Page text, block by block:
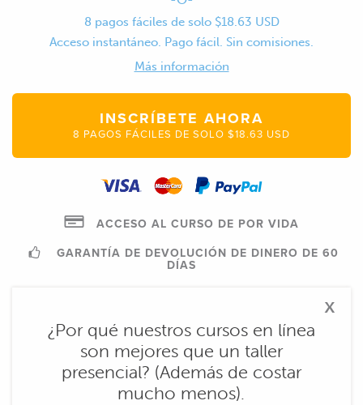
8 pagos fáciles de solo $18.63 USD
Acceso instantáneo. Pago fácil. Sin comisiones.
Más información
INSCRÍBETE AHORA
8 PAGOS FÁCILES DE SOLO $18.63 USD
ACCESO AL CURSO DE POR VIDA
GARANTÍA DE DEVOLUCIÓN DE DINERO DE 60
DÍAS
x
¿Por qué nuestros cursos en línea
son mejores que un taller
presencial? (Además de costar
mucho menos).